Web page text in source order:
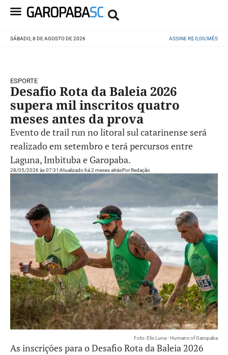
SÁBADO, 8 DE AGOSTO DE 2026 ASSINE R$ 0,00/MÊS
ESPORTE
Desafio Rota da Baleia 2026
supera mil inscritos quatro
meses antes da prova
Evento de trail run no litoral sul catarinense será
realizado em setembro e terá percursos entre
Laguna, Imbituba e Garopaba.
28/05/2026 às 07:31 Atualizado há 2 meses atrásPorRedação
Foto: Elis Luna - Humans of Garopaba
As inscrições para o Desafio Rota da Baleia 2026